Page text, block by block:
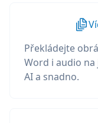
Překládejte
Word i audio na
AI a snadno.